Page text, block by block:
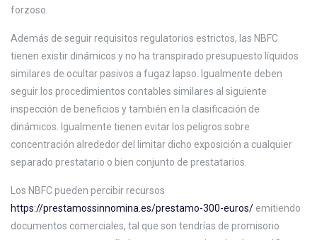
forzoso.
Además de seguir requisitos regulatorios estrictos, las NBFC
tienen existir dinámicos y no ha transpirado presupuesto líquidos
similares de ocultar pasivos a fugaz lapso. Igualmente deben
seguir los procedimientos contables similares al siguiente
inspección de beneficios y también en la clasificación de
dinámicos. Igualmente tienen evitar los peligros sobre
concentración alrededor del limitar dicho exposición a cualquier
separado prestatario o bien conjunto de prestatarios.
Los NBFC pueden percibir recursos
https://prestamossinnomina.es/prestamo-300-euros/ emitiendo
documentos comerciales, tal que son tendrí­as de promisorio